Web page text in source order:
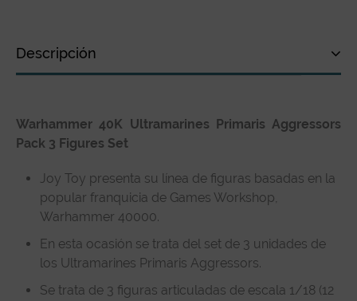
Descripción
Especificaciones técnicas
Warhammer 40K Ultramarines Primaris Aggressors
Pack 3 Figures Set
Joy Toy presenta su línea de figuras basadas en la
popular franquicia de Games Workshop,
Warhammer 40000.
En esta ocasión se trata del set de 3 unidades de
los Ultramarines Primaris Aggressors.
Se trata de 3 figuras articuladas de escala 1/18 (12